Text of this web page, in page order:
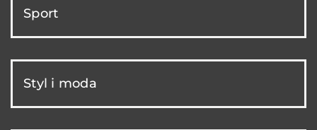
Sport
Styl i moda